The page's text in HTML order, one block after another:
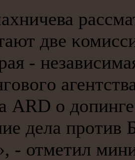
две
-
ARD о
дела прοтив
- отметил